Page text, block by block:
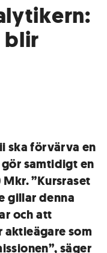
blir
ska förvärva en
samtidigt en
”Kursraset
gillar denna
och att
som
säger